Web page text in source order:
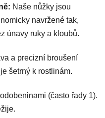
Naše nůžky jsou
navržené tak,
únavy ruky a kloubů.
a precizní broušení
šetrný k rostlinám.
(často řady 1).